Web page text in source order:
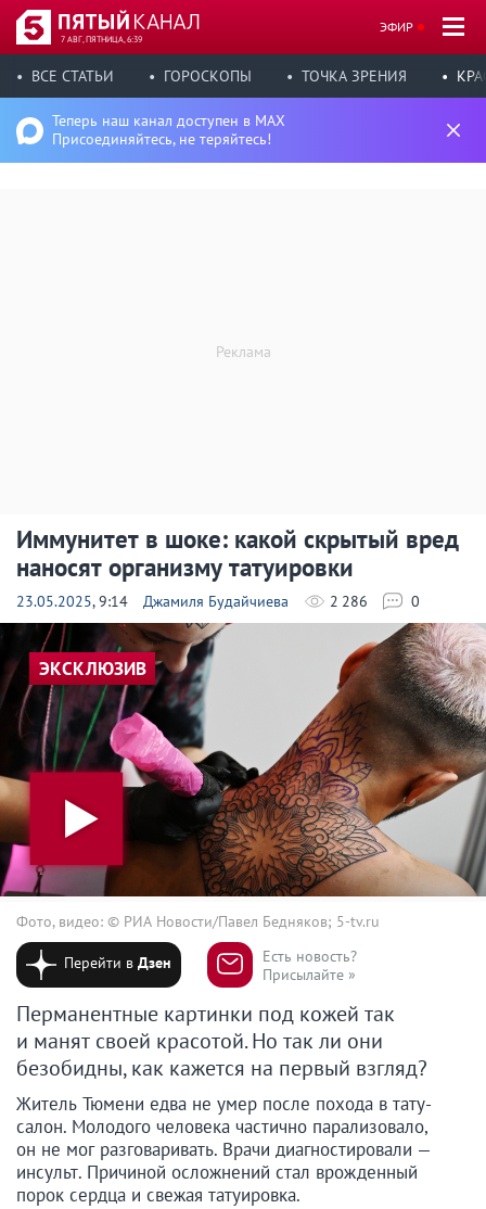
7 АВГ, ПЯТНИЦА, 6:39
ЭФИР
ВСЕ СТАТЬИ ГОРОСКОПЫ ТОЧКА ЗРЕНИЯ
Теперь наш канал доступен в MAX
Присоединяйтесь, не теряйтесь!
Иммунитет в шоке: какой скрытый вред
наносят организму татуировки
23.05.2025, 9:14 Джамиля Будайчиева 2 286 0
ЭКСКЛЮЗИВ
Фото, видео: © РИА Новости/Павел Бедняков; 5-tv.ru
Перейти вДзен
Есть новость?
Присылайте »
Перманентные картинки под кожей так
и манят своей красотой. Но так ли они
безобидны, как кажется на первый взгляд?
Житель Тюмени едва не умер после похода в тату-
салон. Молодого человека частично парализовало,
он не мог разговаривать. Врачи диагностировали —
инсульт. Причиной осложнений стал врожденный
порок сердца и свежая татуировка.